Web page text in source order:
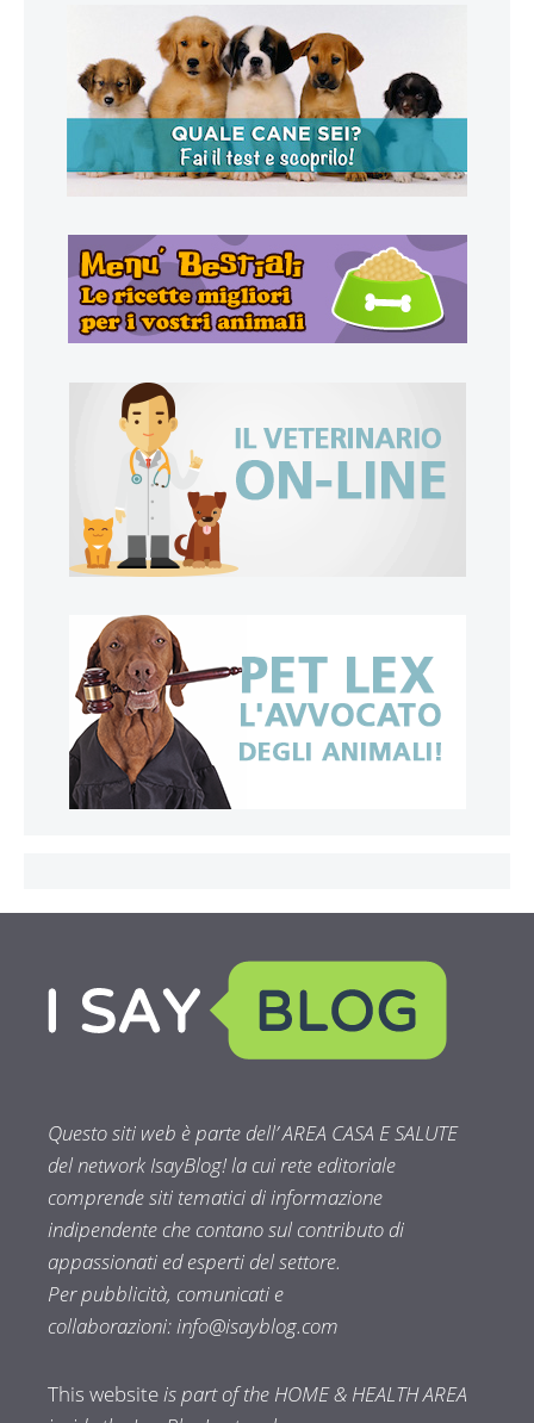
Questo siti web è parte dell’ AREA CASA E SALUTE
del network IsayBlog! la cui rete editoriale
comprende siti tematici di informazione
indipendente che contano sul contributo di
appassionati ed esperti del settore.
Per pubblicità, comunicati e
collaborazioni:info@isayblog.com
This websiteis part of the HOME & HEALTH AREA